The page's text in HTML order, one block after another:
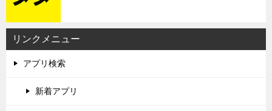
リンクメニュー
アプリ検索
新着アプリ